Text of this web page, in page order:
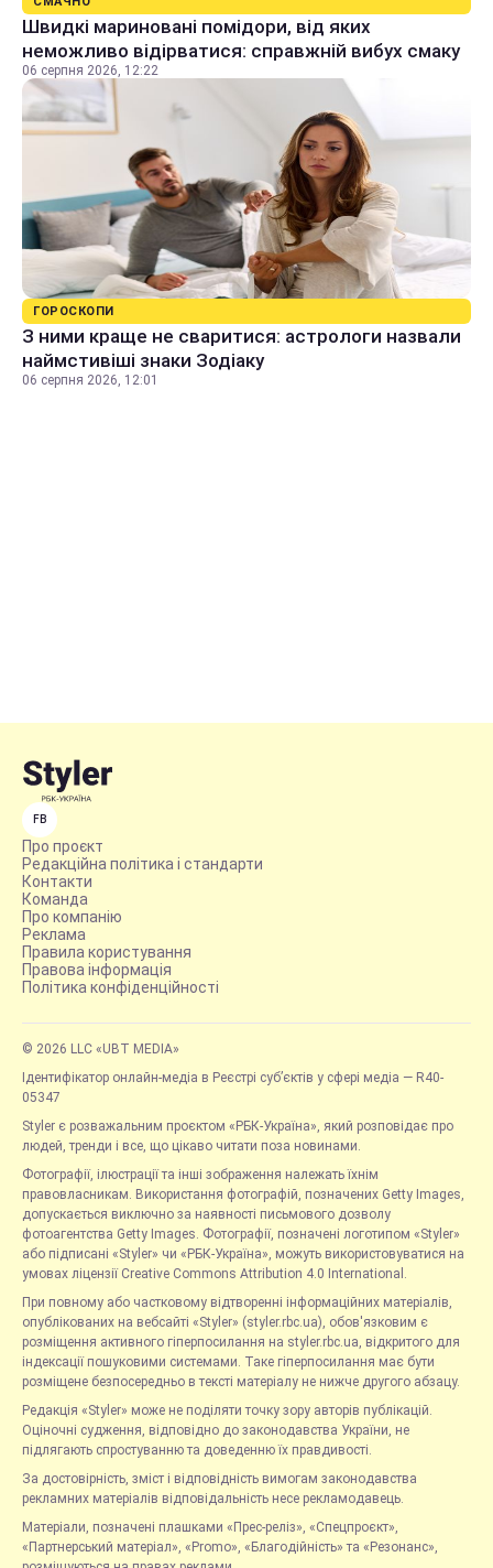
Швидкі мариновані помідори, від яких
неможливо відірватися: справжній вибух смаку
06 серпня 2026, 12:22
ГОРОСКОПИ
З ними краще не сваритися: астрологи назвали
наймстивіші знаки Зодіаку
06 серпня 2026, 12:01
FB
Про проєкт
Редакційна політика і стандарти
Контакти
Команда
Про компанію
Реклама
Правила користування
Правова інформація
Політика конфіденційності
© 2026 LLC «UBT MEDIA»
Ідентифікатор онлайн-медіа в Реєстрі суб’єктів у сфері медіа — R40-
05347
Styler є розважальним проєктом «РБК-Україна», який розповідає про
людей, тренди і все, що цікаво читати поза новинами.
Фотографії, ілюстрації та інші зображення належать їхнім
правовласникам. Використання фотографій, позначених Getty Images,
допускається виключно за наявності письмового дозволу
фотоагентства Getty Images. Фотографії, позначені логотипом «Styler»
або підписані «Styler» чи «РБК-Україна», можуть використовуватися на
умовах ліцензії Creative Commons Attribution 4.0 International.
При повному або частковому відтворенні інформаційних матеріалів,
опублікованих на вебсайті «Styler» (styler.rbc.ua), обов'язковим є
розміщення активного гіперпосилання на styler.rbc.ua, відкритого для
індексації пошуковими системами. Таке гіперпосилання має бути
розміщене безпосередньо в тексті матеріалу не нижче другого абзацу.
Редакція «Styler» може не поділяти точку зору авторів публікацій.
Оціночні судження, відповідно до законодавства України, не
підлягають спростуванню та доведенню їх правдивості.
За достовірність, зміст і відповідність вимогам законодавства
рекламних матеріалів відповідальність несе рекламодавець.
Матеріали, позначені плашками «Прес-реліз», «Спецпроєкт»,
«Партнерський матеріал», «Promo», «Благодійність» та «Резонанс»,